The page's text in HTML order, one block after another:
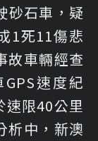
砂石車，疑
1死11傷悲
故車輛經查
速度紀
速限40公里
析中，新澳